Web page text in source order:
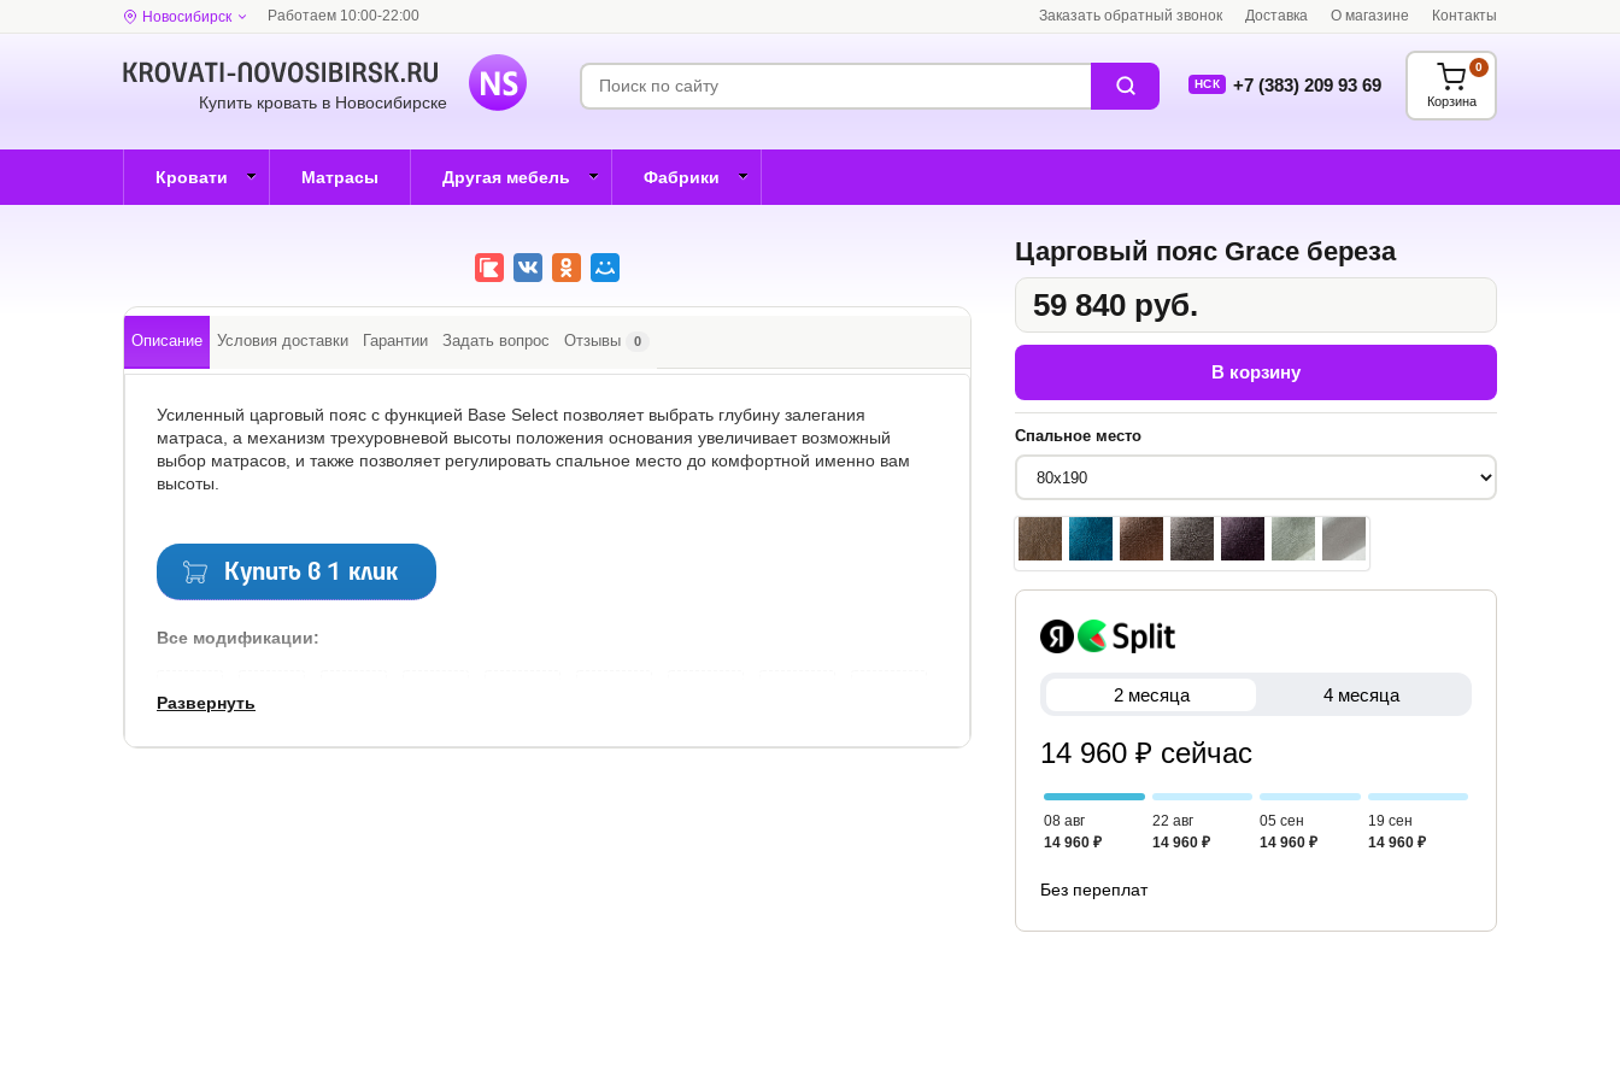
Новосибирск Работаем 10:00-22:00 Заказать обратный звонок Доставка О магазине Контакты
Купить кровать в Новосибирске
НСК +7 (383) 209 93 69
Корзина
0
Кровати Матрасы Другая мебель Фабрики
Царговый пояс Grace береза
59 840 руб.
В корзину
Спальное место
2 месяца 4 месяца
14 960 ₽ сейчас
08 авг
14 960 ₽
22 авг
14 960 ₽
05 сен
14 960 ₽
19 сен
14 960 ₽
Без переплат
Описание Условия доставки Гарантии Задать вопрос Отзывы 0
Усиленный царговый пояс с функцией Base Select позволяет выбрать глубину залегания
матраса, а механизм трехуровневой высоты положения основания увеличивает возможный
выбор матрасов, и также позволяет регулировать спальное место до комфортной именно вам
высоты.
Купить в 1 клик
Все модификации:
Развернуть